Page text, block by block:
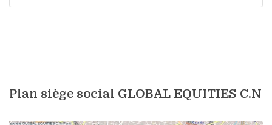
Plan siège social GLOBAL EQUITIES C.N